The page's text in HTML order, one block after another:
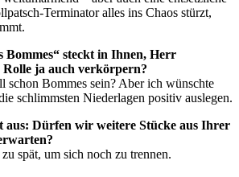
Terminator alles ins Chaos stürzt,
Bommes“ steckt in Ihnen, Herr
ja auch verkörpern?
Bommes sein? Aber ich wünschte
schlimmsten Niederlagen positiv auslegen.
aus: Dürfen wir weitere Stücke aus Ihrer
spät, um sich noch zu trennen.